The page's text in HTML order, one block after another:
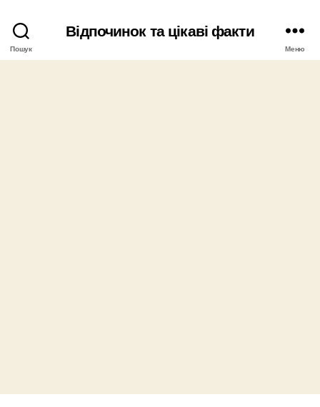
Пошук
Відпочинок та цікаві факти
Меню